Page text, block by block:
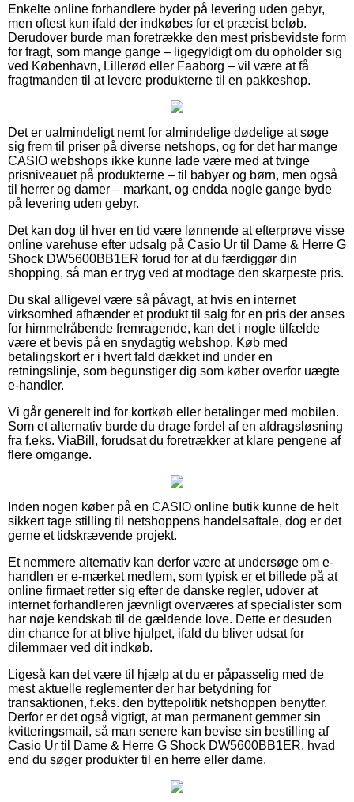
Enkelte online forhandlere byder på levering uden gebyr,
men oftest kun ifald der indkøbes for et præcist beløb.
Derudover burde man foretrække den mest prisbevidste form
for fragt, som mange gange – ligegyldigt om du opholder sig
ved København, Lillerød eller Faaborg – vil være at få
fragtmanden til at levere produkterne til en pakkeshop.
Det er ualmindeligt nemt for almindelige dødelige at søge
sig frem til priser på diverse netshops, og for det har mange
CASIO webshops ikke kunne lade være med at tvinge
prisniveauet på produkterne – til babyer og børn, men også
til herrer og damer – markant, og endda nogle gange byde
på levering uden gebyr.
Det kan dog til hver en tid være lønnende at efterprøve visse
online varehuse efter udsalg på Casio Ur til Dame & Herre G
Shock DW5600BB1ER forud for at du færdiggør din
shopping, så man er tryg ved at modtage den skarpeste pris.
Du skal alligevel være så påvagt, at hvis en internet
virksomhed afhænder et produkt til salg for en pris der anses
for himmelråbende fremragende, kan det i nogle tilfælde
være et bevis på en snydagtig webshop. Køb med
betalingskort er i hvert fald dækket ind under en
retningslinje, som begunstiger dig som køber overfor uægte
e-handler.
Vi går generelt ind for kortkøb eller betalinger med mobilen.
Som et alternativ burde du drage fordel af en afdragsløsning
fra f.eks. ViaBill, forudsat du foretrækker at klare pengene af
flere omgange.
Inden nogen køber på en CASIO online butik kunne de helt
sikkert tage stilling til netshoppens handelsaftale, dog er det
gerne et tidskrævende projekt.
Et nemmere alternativ kan derfor være at undersøge om e-
handlen er e-mærket medlem, som typisk er et billede på at
online firmaet retter sig efter de danske regler, udover at
internet forhandleren jævnligt overværes af specialister som
har nøje kendskab til de gældende love. Dette er desuden
din chance for at blive hjulpet, ifald du bliver udsat for
dilemmaer ved dit indkøb.
Ligeså kan det være til hjælp at du er påpasselig med de
mest aktuelle reglementer der har betydning for
transaktionen, f.eks. den byttepolitik netshoppen benytter.
Derfor er det også vigtigt, at man permanent gemmer sin
kvitteringsmail, så man senere kan bevise sin bestilling af
Casio Ur til Dame & Herre G Shock DW5600BB1ER, hvad
end du søger produkter til en herre eller dame.